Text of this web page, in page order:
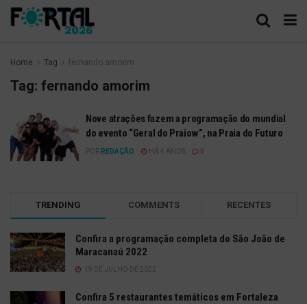
Home Tag fernando amorim
Tag: fernando amorim
Nove atrações fazem a programação do mundial
do evento “Geral do Praiow”, na Praia do Futuro
POR REDAÇÃO HÁ 4 ANOS
TRENDING COMMENTS RECENTES
Confira a programação completa do São João de
Maracanaú 2022
19 DE JULHO DE 2022
Confira 5 restaurantes temáticos em Fortaleza